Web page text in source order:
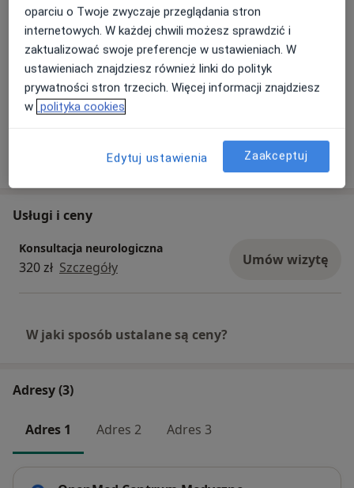
warszawskiej Woli. Niedawno ukończyłem
specjalizację z neurologii,
dzięki czemu oferuję nowoczesne podejście do
diagnostyki i leczenia chorób układu nerwowego
– m.in. udarów mózgu, choroby Parkinsona,
Jana Kazimierza).
Dowiedz się więcej
19/09/2025
Usługi i ceny
Konsultacja neurologiczna
320 zł Szczegóły Umów wizytę
W jaki sposób ustalane są ceny?
Adresy (3)
Adres 1 Adres 2 Adres 3
oparciu o Twoje zwyczaje przeglądania stron
internetowych. W każdej chwili możesz sprawdzić i
zaktualizować swoje preferencje w ustawieniach. W
ustawieniach znajdziesz również linki do polityk
prywatności stron trzecich. Więcej informacji znajdziesz
w polityka cookies
Edytuj ustawienia Zaakceptuj